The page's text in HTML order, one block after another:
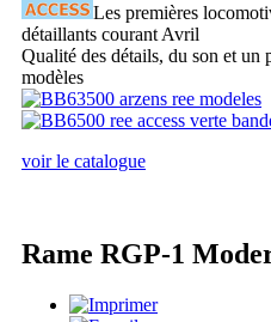
Les premières
détaillants courant Avril
Qualité des détails, du son et un
modèles
voir le catalogue
Rame RGP-1